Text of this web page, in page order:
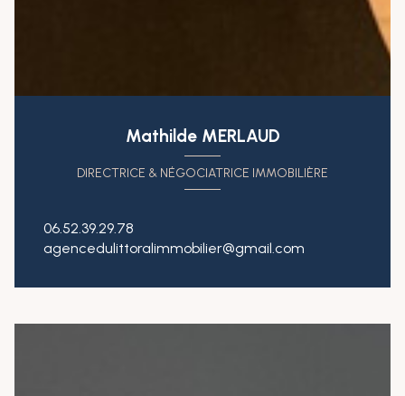
Mathilde MERLAUD
DIRECTRICE & NÉGOCIATRICE IMMOBILIÈRE
06.52.39.29.78
agencedulittoralimmobilier@gmail.com